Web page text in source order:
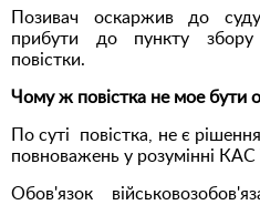
Позивач оскаржив до
прибути до пункту збору
повістки.
Чому ж повістка не мое бути
По суті повістка, не є
повноважень у розумінні КАС
Обов'язок